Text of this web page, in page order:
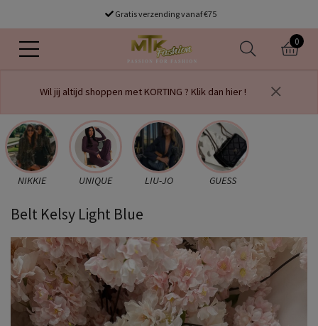
Gratis verzending vanaf €75
0
Wil jij altijd shoppen met KORTING ? Klik dan hier !
NIKKIE UNIQUE LIU-JO GUESS
Belt Kelsy Light Blue